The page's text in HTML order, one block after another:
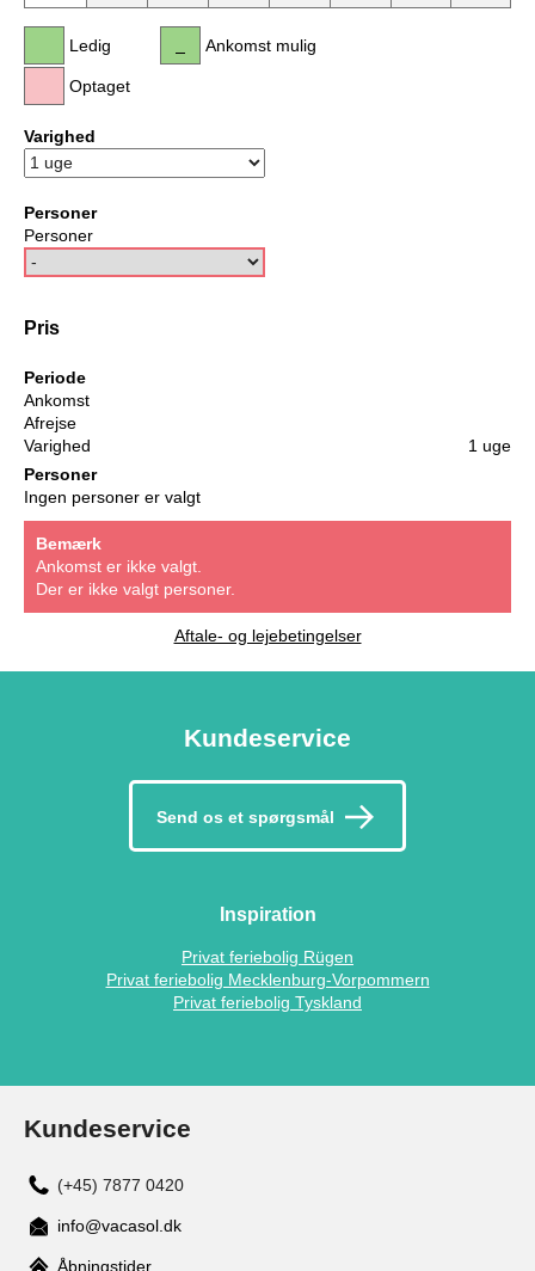
Ledig
Optaget
Ankomst mulig
Varighed
Personer
Personer
Pris
Periode
Ankomst
Afrejse
Varighed
1 uge
Personer
Ingen personer er valgt
Bemærk
Ankomst er ikke valgt.
Der er ikke valgt personer.
Aftale- og lejebetingelser
Kundeservice
Send os et spørgsmål
Inspiration
Privat feriebolig Rügen
Privat feriebolig Mecklenburg-Vorpommern
Privat feriebolig Tyskland
Kundeservice
(+45) 7877 0420
info@vacasol.dk
Åbningstider